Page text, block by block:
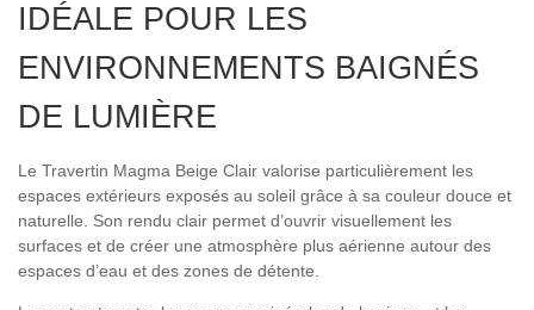
IDÉALE POUR LES
ENVIRONNEMENTS BAIGNÉS
DE LUMIÈRE
Le Travertin Magma Beige Clair valorise particulièrement les
espaces extérieurs exposés au soleil grâce à sa couleur douce et
naturelle. Son rendu clair permet d’ouvrir visuellement les
surfaces et de créer une atmosphère plus aérienne autour des
espaces d’eau et des zones de détente.